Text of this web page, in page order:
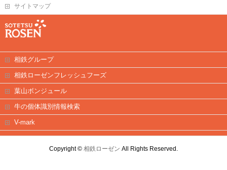
サイトマップ
相鉄グループ
相鉄ローゼンフレッシュフーズ
葉山ボンジュール
牛の個体識別情報検索
V-mark
Copyright © 相鉄ローゼン All Rights Reserved.